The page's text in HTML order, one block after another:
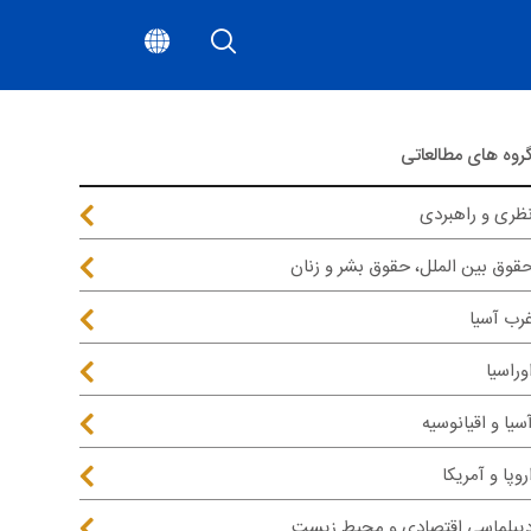
های مطالعاتی
نظری و راهبردی
بین الملل، حقوق بشر و زنان
آسیا
اوراسیا
و اقیانوسیه
اروپا و آمریکا